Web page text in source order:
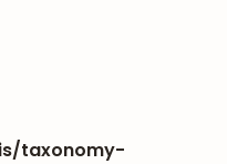
taxonomy-